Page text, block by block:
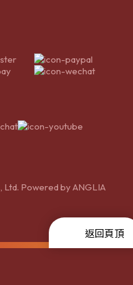
Ltd. Powered byANGLIA
返回頁頂